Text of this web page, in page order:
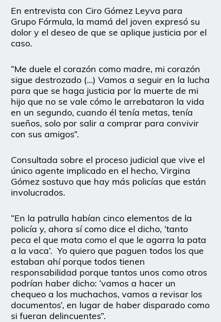
En entrevista con Ciro Gómez Leyva para
Grupo Fórmula, la mamá del joven expresó su
dolor y el deseo de que se aplique justicia por el
caso.
“Me duele el corazón como madre, mi corazón
sigue destrozado (…) Vamos a seguir en la lucha
para que se haga justicia por la muerte de mi
hijo que no se vale cómo le arrebataron la vida
en un segundo, cuando él tenía metas, tenía
sueños, solo por salir a comprar para convivir
con sus amigos”.
Consultada sobre el proceso judicial que vive el
único agente implicado en el hecho, Virgina
Gómez sostuvo que hay más policías que están
involucrados.
“En la patrulla habían cinco elementos de la
policía y, ahora sí como dice el dicho, ‘tanto
peca el que mata como el que le agarra la pata
a la vaca’. Yo quiero que paguen todos los que
estaban ahí porque todos tienen
responsabilidad porque tantos unos como otros
podrían haber dicho: ‘vamos a hacer un
chequeo a los muchachos, vamos a revisar los
documentos’, en lugar de haber disparado como
si fueran delincuentes”.